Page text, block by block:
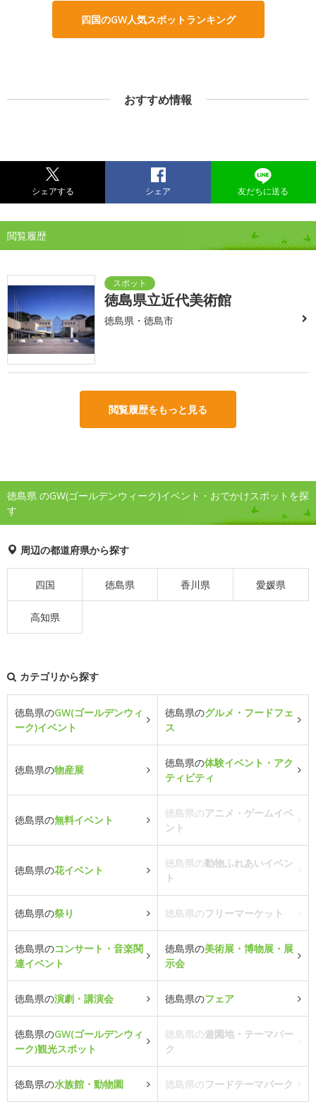
四国のGW人気スポットランキング
おすすめ情報
シェアする シェア 友だちに送る
閲覧履歴
徳島県立近代美術館
徳島県・徳島市
閲覧履歴をもっと見る
徳島県 のGW(ゴールデンウィーク)イベント・おでかけスポットを探
す
周辺の都道府県から探す
四国 徳島県 香川県 愛媛県
高知県
カテゴリから探す
徳島県のGW(ゴールデンウィ
ーク)イベント
徳島県のグルメ・フードフェ
ス
徳島県の物産展
徳島県の体験イベント・アク
ティビティ
徳島県の無料イベント
徳島県のアニメ・ゲームイベ
ント
徳島県の花イベント
徳島県の動物ふれあいイベン
ト
徳島県の祭り 徳島県のフリーマーケット
徳島県のコンサート・音楽関
連イベント
徳島県の美術展・博物展・展
示会
徳島県の演劇・講演会 徳島県のフェア
徳島県のGW(ゴールデンウィ
ーク)観光スポット
徳島県の遊園地・テーマパー
ク
徳島県の水族館・動物園 徳島県のフードテーマパーク